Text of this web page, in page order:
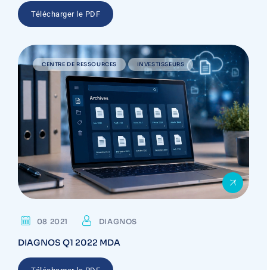
Télécharger le PDF
CENTRE DE RESSOURCES INVESTISSEURS
08 2021 DIAGNOS
DIAGNOS Q1 2022 MDA